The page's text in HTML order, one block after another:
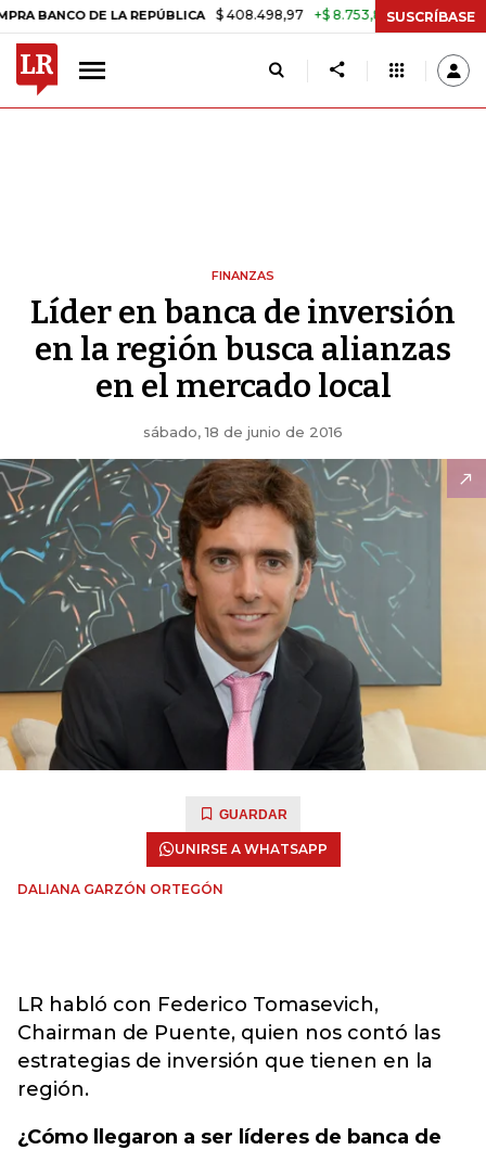
DE LA REPÚBLICA $ 408.498,97 +$ 8.753,81 +2,19% TASA DE
SUSCRÍBASE
FINANZAS
Líder en banca de inversión
en la región busca alianzas
en el mercado local
sábado, 18 de junio de 2016
GUARDAR
UNIRSE A WHATSAPP
DALIANA GARZÓN ORTEGÓN
LR habló con Federico Tomasevich,
Chairman de Puente, quien nos contó las
estrategias de inversión que tienen en la
región.
¿Cómo llegaron a ser líderes de banca de